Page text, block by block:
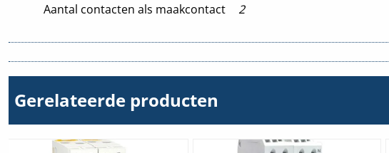
Aantal contacten als maakcontact
2
Aantal maakcontacten
2
Aantal verbreekcontacten
Gerelateerde producten